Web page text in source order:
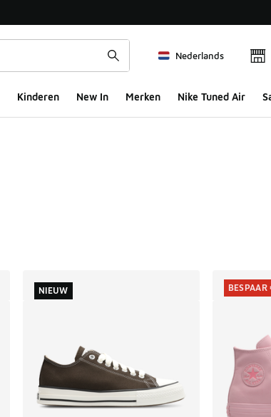
Nederlands
Kinderen New In Merken Nike Tuned Air
NIEUW